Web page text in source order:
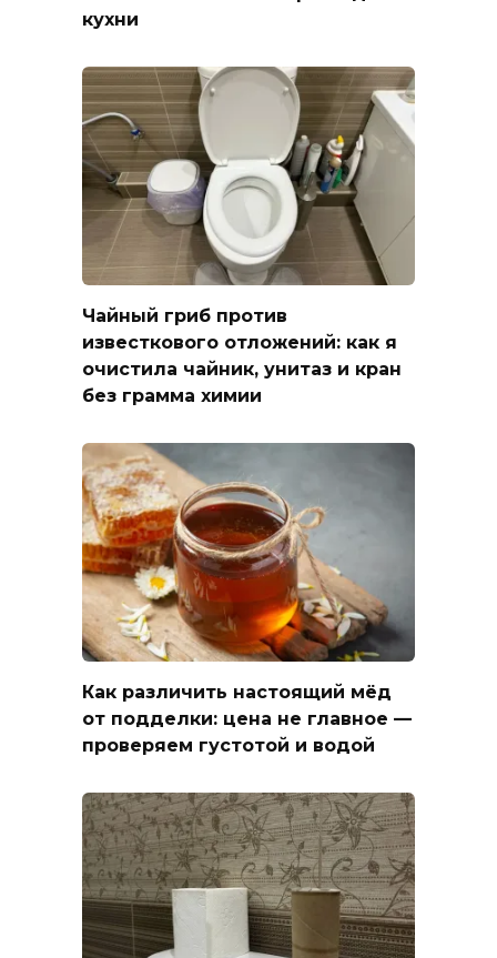
кухни
Чайный гриб против
известкового отложений: как я
очистила чайник, унитаз и кран
без грамма химии
Как различить настоящий мёд
от подделки: цена не главное —
проверяем густотой и водой